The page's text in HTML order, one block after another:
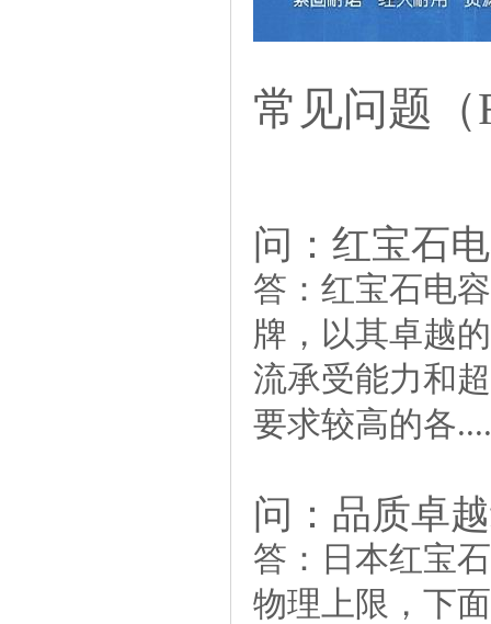
常见问题（
问：红宝石
答： 红宝石电
牌，以其卓越
流承受能力和
要求较高的各
问：品质卓
答： 日本红宝
物理上限，下